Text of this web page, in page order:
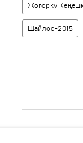
Жогорку
Шайлоо-2015